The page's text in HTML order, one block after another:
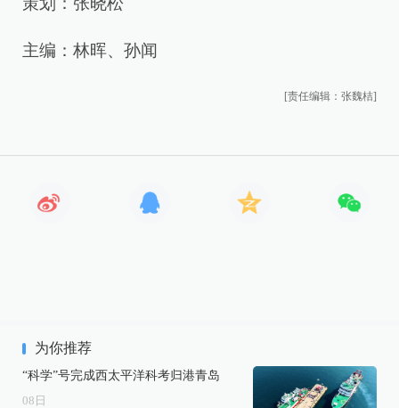
主编：林晖、孙闻
[责任编辑：张魏桔]
为你推荐
“科学”号完成西太平洋科考归港青岛
08 日